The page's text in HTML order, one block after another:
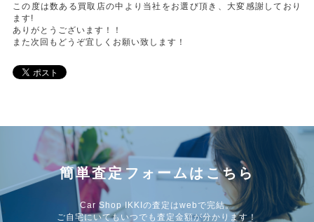
この度は数ある買取店の中より当社をお選び頂き、大変感謝しており
ます!
ありがとうございます！！
また次回もどうぞ宜しくお願い致します！
簡単査定フォームはこちら
Car Shop IKKIの査定はwebで完結。
ご自宅にいてもいつでも査定金額が分かります！